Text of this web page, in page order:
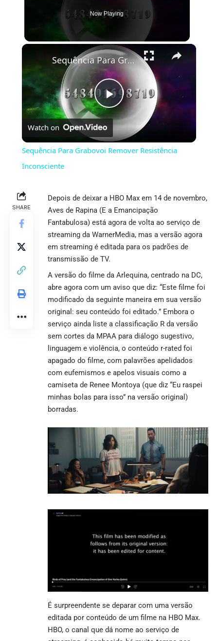
Now Playing
×
Play
Video
Sequência Para Grabovoi Remover Resistência Inconsciente
Watch on
Sequência Para Grabovoi Remover Resistência
Inconsciente
SHARE
Depois de deixar a HBO Max em 14 de novembro,
Aves de Rapina (E a Emancipação
Fantabulosa) está agora de volta ao serviço de
streaming da WarnerMedia, mas a versão agora
em streaming é editada para os padrões de
transmissão de TV.
A versão do filme da Arlequina, centrado na DC,
abre agora com um aviso que diz: “Este filme foi
modificado da seguinte maneira em sua versão
original: seu conteúdo foi editado.” Embora o
serviço ainda liste a classificação R da versão
sem cortes da MPAA para diálogo sugestivo,
linguagem e violência, o conteúdo r-rated foi
apagado do filme, com palavrões apelidados
com eufemismos e apelos visuais como a
camiseta de Renee Montoya (que diz “Eu raspei
minhas bolas para isso” na versão original)
borradas.
É surpreendente se deparar com uma versão
editada por conteúdo de um filme na HBO Max.
HBO, o canal que dá nome ao serviço de